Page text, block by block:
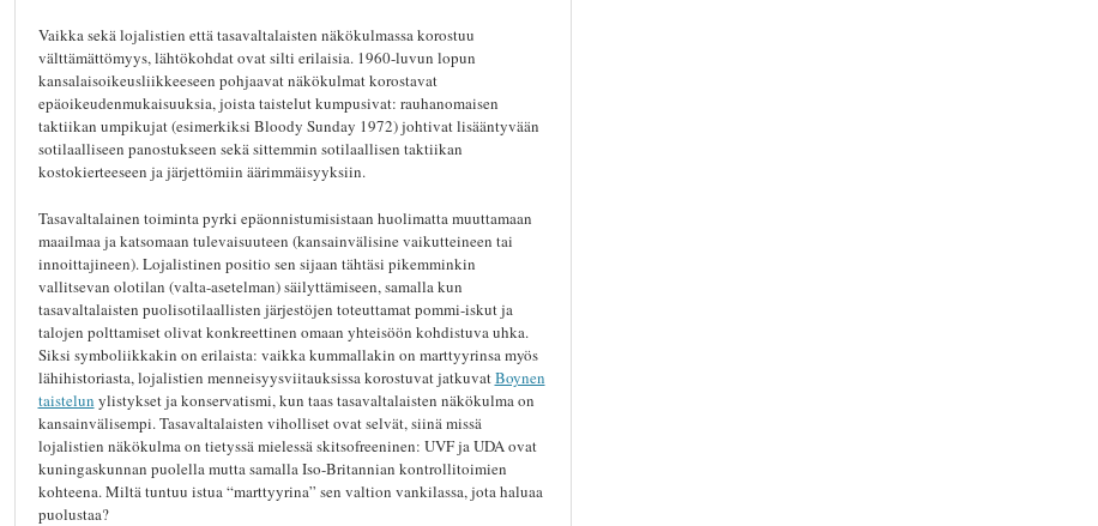
Vaikka sekä lojalistien että tasavaltalaisten näkökulmassa korostuu
välttämättömyys, lähtökohdat ovat silti erilaisia. 1960-luvun lopun
kansalaisoikeusliikkeeseen pohjaavat näkökulmat korostavat
epäoikeudenmukaisuuksia, joista taistelut kumpusivat: rauhanomaisen
taktiikan umpikujat (esimerkiksi Bloody Sunday 1972) johtivat lisääntyvään
sotilaalliseen panostukseen sekä sittemmin sotilaallisen taktiikan
kostokierteeseen ja järjettömiin äärimmäisyyksiin.
Tasavaltalainen toiminta pyrki epäonnistumisistaan huolimatta muuttamaan
maailmaa ja katsomaan tulevaisuuteen (kansainvälisine vaikutteineen tai
innoittajineen). Lojalistinen positio sen sijaan tähtäsi pikemminkin
vallitsevan olotilan (valta-asetelman) säilyttämiseen, samalla kun
tasavaltalaisten puolisotilaallisten järjestöjen toteuttamat pommi-iskut ja
talojen polttamiset olivat konkreettinen omaan yhteisöön kohdistuva uhka.
Siksi symboliikkakin on erilaista: vaikka kummallakin on marttyyrinsa myös
lähihistoriasta, lojalistien menneisyysviitauksissa korostuvat jatkuvatBoynen
taistelun ylistykset ja konservatismi, kun taas tasavaltalaisten näkökulma on
kansainvälisempi. Tasavaltalaisten viholliset ovat selvät, siinä missä
lojalistien näkökulma on tietyssä mielessä skitsofreeninen: UVF ja UDA ovat
kuningaskunnan puolella mutta samalla Iso-Britannian kontrollitoimien
kohteena. Miltä tuntuu istua “marttyyrina” sen valtion vankilassa, jota haluaa
puolustaa?